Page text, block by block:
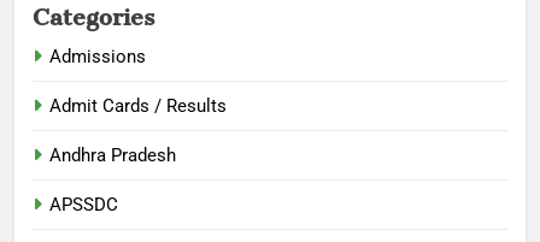
Admissions
Admit Cards / Results
Andhra Pradesh
APSSDC